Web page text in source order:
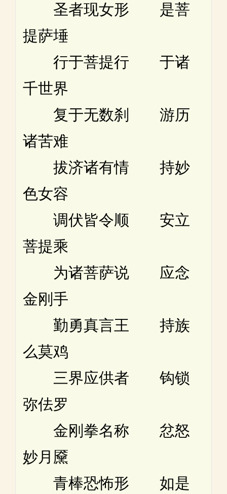
圣者现女形 是菩
提萨埵
行于菩提行 于诸
千世界
复于无数刹 游历
诸苦难
拔济诸有情 持妙
色女容
调伏皆令顺 安立
菩提乘
为诸菩萨说 应念
金刚手
勤勇真言王 持族
么莫鸡
三界应供者 钩锁
弥佉罗
金刚拳名称 忿怒
妙月黡
青棒恐怖形 如是